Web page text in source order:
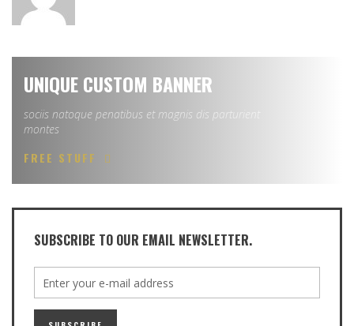
UNIQUE CUSTOM BANNER
sociis natoque penatibus et magnis dis parturient
montes
FREE STUFF
SUBSCRIBE TO OUR EMAIL NEWSLETTER.